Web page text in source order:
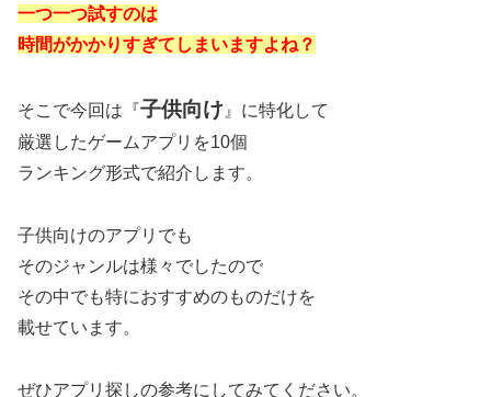
一つ一つ試すのは
時間がかかりすぎてしまいますよね？
そこで今回は『 子供向け』に特化して
厳選したゲームアプリを10個
ランキング形式で紹介します。
子供向けのアプリでも
そのジャンルは様々でしたので
その中でも特におすすめのものだけを
載せています。
ぜひアプリ探しの参考にしてみてください。